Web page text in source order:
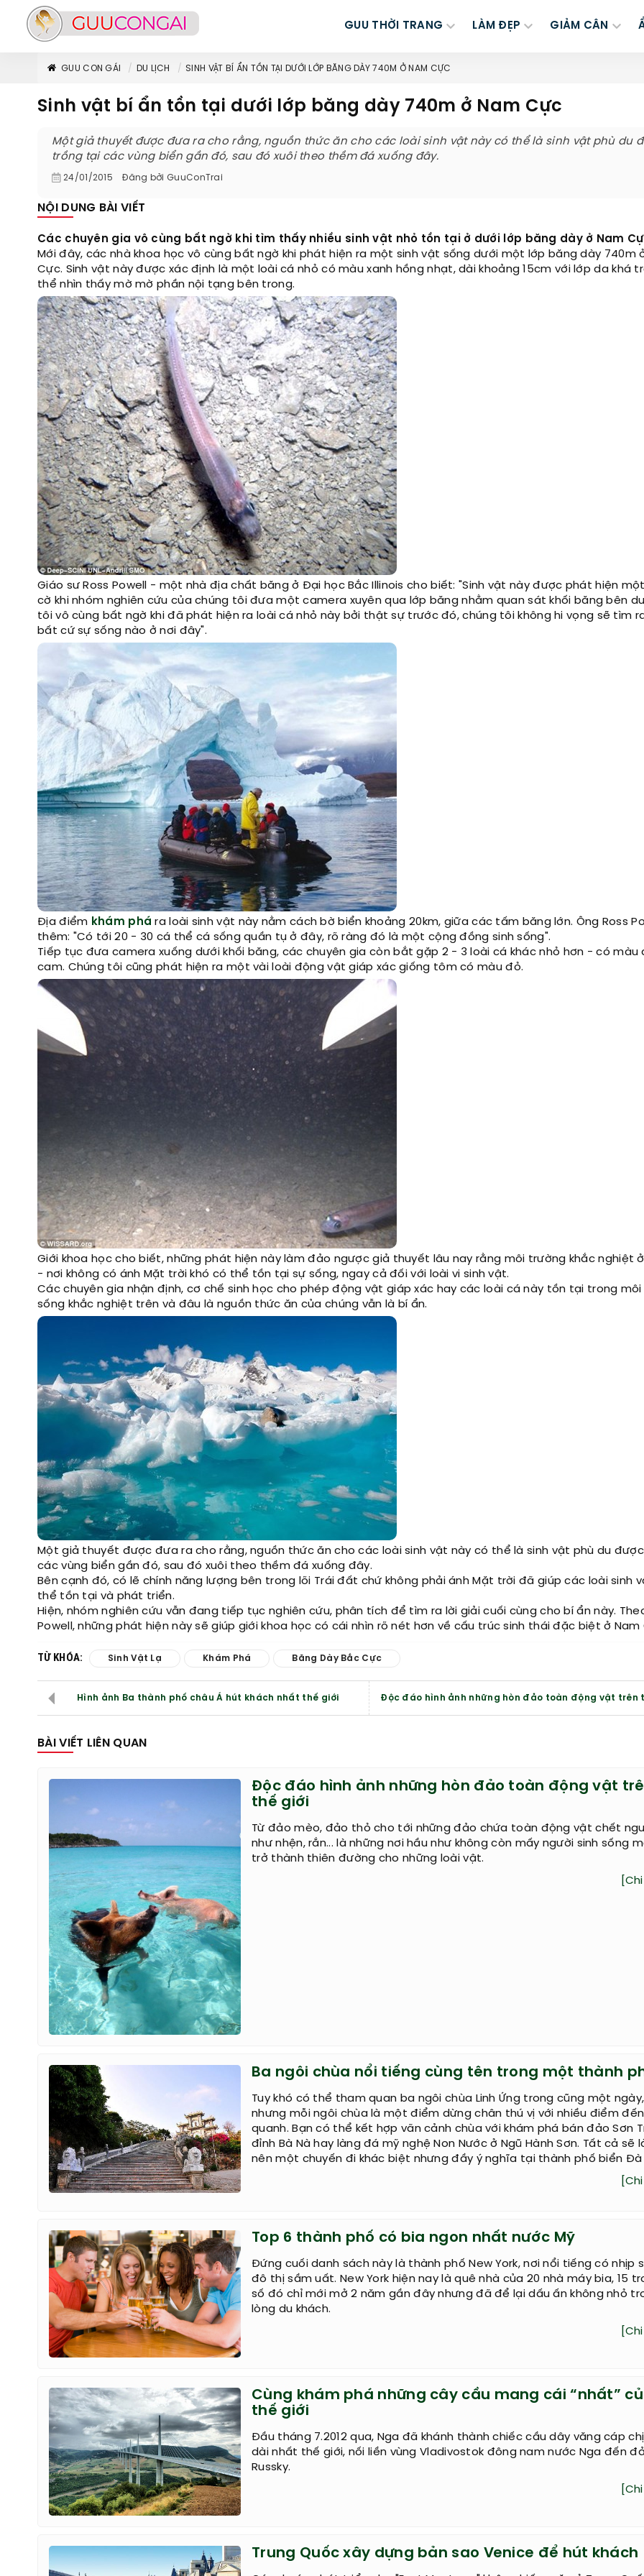
GUU THỜI TRANG LÀM ĐẸP GIẢM CÂN
GUU CON GÁI DU LỊCH SINH VẬT BÍ ẨN TỒN TẠI DƯỚI LỚP BĂNG DÀY 740M Ở NAM CỰC
Sinh vật bí ẩn tồn tại dưới lớp băng dày 740m ở Nam Cực
Một giả thuyết được đưa ra cho rằng, nguồn thức ăn cho các loài sinh vật này có thể là sinh vật phù du
trồng tại các vùng biển gần đó, sau đó xuôi theo thềm đá xuống đây.
24/01/2015 Đăng bởi GuuConTrai
NỘI DUNG BÀI VIẾT
Các chuyên gia vô cùng bất ngờ khi tìm thấy nhiều sinh vật nhỏ tồn tại ở dưới lớp băng dày ở Nam
Mới đây, các nhà khoa học vô cùng bất ngờ khi phát hiện ra một sinh vật sống dưới một lớp băng dày 740m
Cực. Sinh vật này được xác định là một loài cá nhỏ có màu xanh hồng nhạt, dài khoảng 15cm với lớp da khá
thể nhìn thấy mờ mờ phần nội tạng bên trong.
Giáo sư Ross Powell - một nhà địa chất băng ở Đại học Bắc Illinois cho biết: "Sinh vật này được phát hiện
cờ khi nhóm nghiên cứu của chúng tôi đưa một camera xuyên qua lớp băng nhằm quan sát khối băng bên
tôi vô cùng bất ngờ khi đã phát hiện ra loài cá nhỏ này bởi thật sự trước đó, chúng tôi không hi vọng sẽ tìm
bất cứ sự sống nào ở nơi đây".
Địa điểm khám phá ra loài sinh vật này nằm cách bờ biển khoảng 20km, giữa các tấm băng lớn. Ông Ross
thêm: "Có tới 20 - 30 cá thể cá sống quần tụ ở đây, rõ ràng đó là một cộng đồng sinh sống".
Tiếp tục đưa camera xuống dưới khối băng, các chuyên gia còn bắt gặp 2 - 3 loài cá khác nhỏ hơn - có màu
cam. Chúng tôi cũng phát hiện ra một vài loài động vật giáp xác giống tôm có màu đỏ.
Giới khoa học cho biết, những phát hiện này làm đảo ngược giả thuyết lâu nay rằng môi trường khắc nghiệt
- nơi không có ánh Mặt trời khó có thể tồn tại sự sống, ngay cả đối với loài vi sinh vật.
Các chuyên gia nhận định, cơ chế sinh học cho phép động vật giáp xác hay các loài cá này tồn tại trong
sống khắc nghiệt trên và đâu là nguồn thức ăn của chúng vẫn là bí ẩn.
Một giả thuyết được đưa ra cho rằng, nguồn thức ăn cho các loài sinh vật này có thể là sinh vật phù du
các vùng biển gần đó, sau đó xuôi theo thềm đá xuống đây.
Bên cạnh đó, có lẽ chính năng lượng bên trong lõi Trái đất chứ không phải ánh Mặt trời đã giúp các loài sinh
thể tồn tại và phát triển.
Hiện, nhóm nghiên cứu vẫn đang tiếp tục nghiên cứu, phân tích để tìm ra lời giải cuối cùng cho bí ẩn này.
Powell, những phát hiện này sẽ giúp giới khoa học có cái nhìn rõ nét hơn về cấu trúc sinh thái đặc biệt ở Nam
TỪ KHÓA: Sinh Vật Lạ Khám Phá Băng Dày Bắc Cực
Hình ảnh Ba thành phố châu Á hút khách nhất thế giới Độc đáo hình ảnh những hòn đảo toàn động vật trên
BÀI VIẾT LIÊN QUAN
Độc đáo hình ảnh những hòn đảo toàn động vật
thế giới
Từ đảo mèo, đảo thỏ cho tới những đảo chứa toàn động vật chết
như nhện, rắn... là những nơi hầu như không còn mấy người sinh sống
trở thành thiên đường cho những loài vật.
Ba ngôi chùa nổi tiếng cùng tên trong một thành
Tuy khó có thể tham quan ba ngôi chùa Linh Ứng trong cũng một ngày,
nhưng mỗi ngôi chùa là một điểm dừng chân thú vị với nhiều điểm
quanh. Bạn có thể kết hợp vãn cảnh chùa với khám phá bán đảo Sơn
đỉnh Bà Nà hay làng đá mỹ nghệ Non Nước ở Ngũ Hành Sơn. Tất cả sẽ
nên một chuyến đi khác biệt nhưng đầy ý nghĩa tại thành phố biển Đà
Top 6 thành phố có bia ngon nhất nước Mỹ
Đứng cuối danh sách này là thành phố New York, nơi nổi tiếng có nhịp
đô thị sầm uất. New York hiện nay là quê nhà của 20 nhà máy bia, 15
số đó chỉ mới mở 2 năm gần đây nhưng đã để lại dấu ấn không nhỏ
lòng du khách.
Cùng khám phá những cây cầu mang cái “nhất”
thế giới
Đầu tháng 7.2012 qua, Nga đã khánh thành chiếc cầu dây văng cáp
dài nhất thế giới, nối liền vùng Vladivostok đông nam nước Nga đến
Russky.
Trung Quốc xây dựng bản sao Venice để hút khách